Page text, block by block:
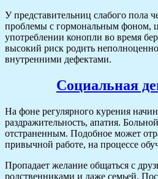
У представительниц слабого пола
проблемы с гормональным фоном,
употреблении конопли во время
высокий риск родить
внутренними дефектами.
Социальная
На фоне регулярного курения
раздражительность, апатия.
отстраненным. Подобное может
привычной работе, на процессе
Пропадает желание общаться с
родственниками и даже семьей.